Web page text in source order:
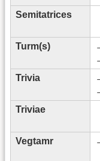
Semitatrices
Turm(s)
Trivia
Triviae
Vegtamr